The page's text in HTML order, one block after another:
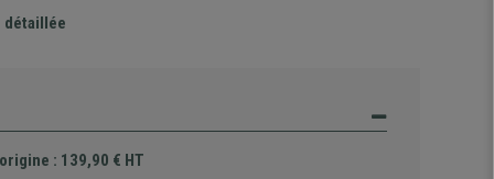
détaillée
: 139,90 € HT